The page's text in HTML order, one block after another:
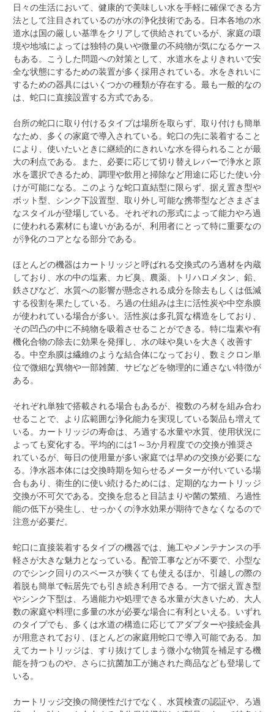
日々の生活において、健康的で美味しい水を手軽に確保できる方
法として注目されているのが水の浄化技術である。 日本各地の水
道水は国の厳しい基準をクリアして供給されているが、家庭の環
境や地域によっては独特の臭いや微量の不純物が気になるケース
もある。こうした問題への対策として、水道水をよりきれいで安
全な状態にするための装置が多く採用されている。水をきれいに
するための器具にはいくつかの種類が存在する。最も一般的なの
は、蛇口に直接設置する方式である。
台所の蛇口に取り付けるタイプは場所を取らず、取り付けも簡単
なため、多くの家庭で導入されている。蛇口の先に装着すること
により、使いたいときに継続的にきれいな水を得られることが最
大の利点である。また、必要に応じて切り替えレバーで浄水と原
水を選択できるため、調理や飲用と掃除など用途に応じた使い分
けが可能になる。このような蛇口直結型に限らず、据え置き型や
ポット型、シンク下設置型、取り外し可能な携帯型などさまざま
なスタイルが登場している。それぞれの形式によって能力やろ過
に使われる素材にも違いがあるが、利用者にとって特に重要なの
が浄化のコアとなる部分である。
ほとんどの機器はカートリッジと呼ばれる交換式のろ過材を内蔵
しており、水の中の塩素、カビ臭、農薬、トリハロメタン、鉛、
鉄さびなど、水質への影響が懸念される成分を除去もしくは低減
する役割を果たしている。ろ過の仕組みは主に活性炭や中空糸膜
が使われている場合が多い。活性炭は多孔質な構造をしており、
その凹凸の中に不純物を吸着させることができる。特に塩素や有
機化合物の除去に効果を発揮し、水の味や臭いを大きく改善す
る。中空糸膜は繊維のような結合体になっており、数ミクロン単
位で微細な異物や一部雑菌、サビなどを物理的に通さない特徴が
ある。
それぞれ単独で搭載される場合もあるが、複数のろ材を組み合わ
せることで、より広範囲な浄化能力を実現している製品も増えて
いる。カートリッジの寿命は、ろ過する水量や水質、使用状況に
よっても変化する。平均的には1～3か月程度での交換が推奨さ
れているが、毎日の使用量が多い家庭では早めの交換が必要にな
る。浄水器本体には交換時期を知らせるメーターが付いている場
合もあり、衛生的に使い続けるためには、定期的なカートリッジ
交換が不可欠である。交換を怠ると目詰まりや菌の繁殖、ろ過性
能の低下が発生し、せっかくの浄水効果が期待できなくなるので
注意が必要だ。
蛇口に直接装着するタイプの機器では、施工やメンテナンスの手
軽さが大きな魅力となっている。配管工事などが不要で、小型な
のでシンク回りのスペースが狭くても使えるほか、引越しの際の
着脱も簡単で転居先でも引き続き利用できる。一方で据え置き型
やシンク下型は、ろ過能力や処理できる水量が大きいため、大人
数の家庭や料理に多量の水が必要な場合に有利といえる。いずれ
のタイプでも、多くは水道の構造に応じてアダプターや接続金具
が用意されており、ほとんどの家庭用蛇口で導入可能である。加
えてカートリッジは、すり抜けてしまう微小な物質を補足する機
能を持つものや、さらに抗菌加工が施された商品なども登場して
いる。
カートリッジ交換の簡便性だけでなく、水質検査の認証や、ろ過